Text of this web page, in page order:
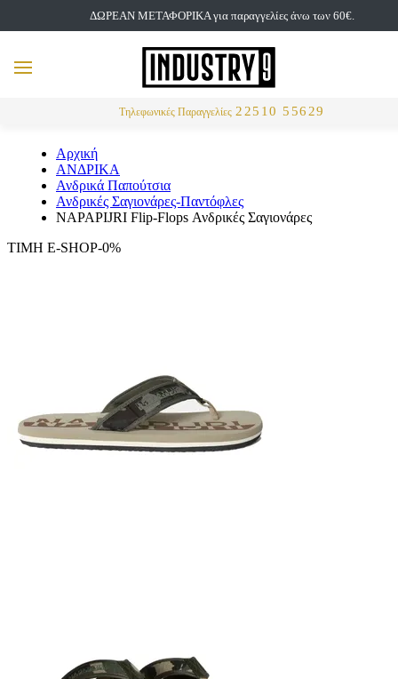
ΔΩΡΕΑΝ ΜΕΤΑΦΟΡΙΚΑ για παραγγελίες άνω των 60€.
Τηλεφωνικές Παραγγελίες 22510 55629
MENU
Αρχική
ΑΝΔΡΙΚΑ
Ανδρικά Παπούτσια
Ανδρικές Σαγιονάρες-Παντόφλες
NAPAPIJRI Flip-Flops Ανδρικές Σαγιονάρες
ΤΙΜΗ E-SHOP-0%